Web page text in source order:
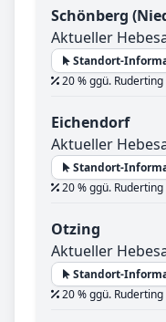
Schönberg
Aktueller
Standort-
20 % ggü.
Eichendorf
Aktueller
Standort-
20 % ggü.
Otzing
Aktueller
Standort-
20 % ggü.